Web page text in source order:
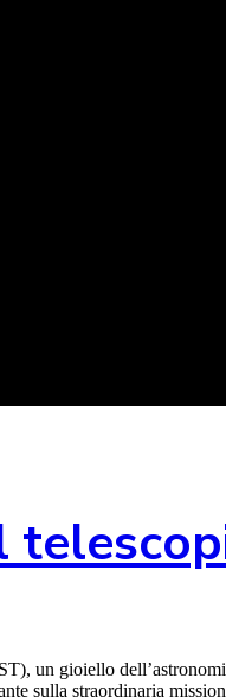
un gioiello
sulla straordinaria